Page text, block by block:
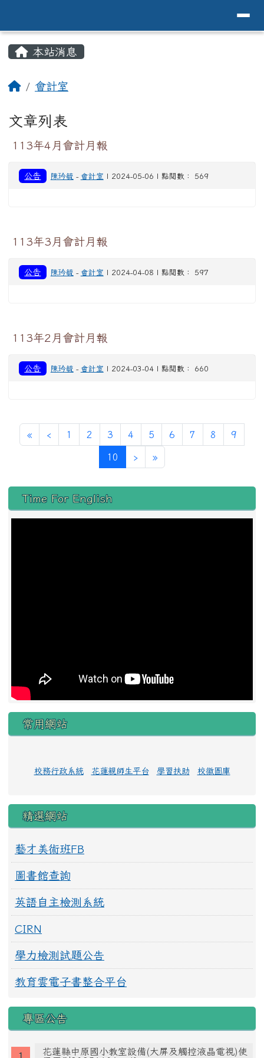
花蓮縣花蓮市中原國小全球資訊
本站消息
回首頁
會計室
文章列表
113年4月會計月報
公告 陳玪毓 - 會計室 | 2024-05-06 | 點閱數： 569
113年3月會計月報
公告 陳玪毓 - 會計室 | 2024-04-08 | 點閱數： 597
113年2月會計月報
公告 陳玪毓 - 會計室 | 2024-03-04 | 點閱數： 660
«第一頁
‹ 上一頁
1 2 3 4 5 6 7 8 9
10 (目前頁次)
›下一頁
»最後頁
左邊區域內容
Time For English
常用網站
校務行政系統 花蓮親師生平台 學習扶助 校徽圖庫
精選網站
藝才美術班FB
圖書館查詢
英語自主檢測系統
CIRN
學力檢測試題公告
教育雲電子書整合平台
專區公告
花蓮縣中原國小教室設備(大屏及觸控液晶電視)使